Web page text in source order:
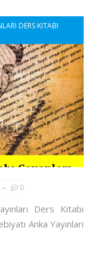
DERS KITABI
0
Ders Kitabı
Anka Yayınları